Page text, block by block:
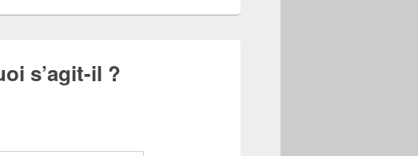
s’agit-il ?